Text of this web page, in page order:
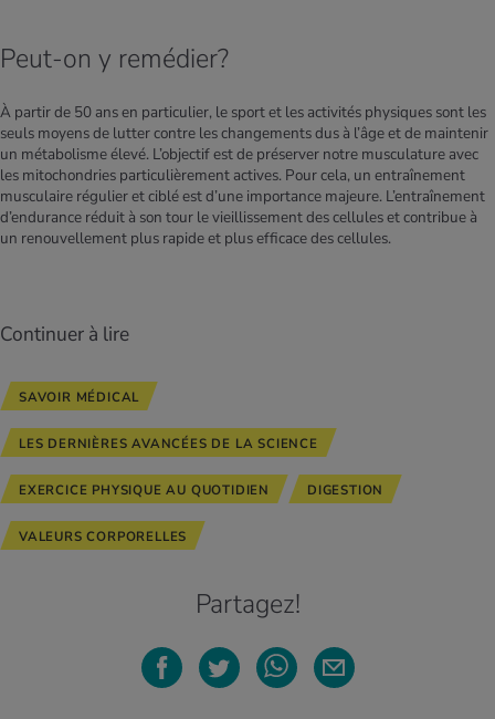
Peut-on y remédier?
À partir de 50 ans en particulier, le sport et les activités physiques sont les
seuls moyens de lutter contre les changements dus à l’âge et de maintenir
un métabolisme élevé. L’objectif est de préserver notre musculature avec
les mitochondries particulièrement actives. Pour cela, un entraînement
musculaire régulier et ciblé est d’une importance majeure. L’entraînement
d’endurance réduit à son tour le vieillissement des cellules et contribue à
un renouvellement plus rapide et plus efficace des cellules.
Continuer à lire
SAVOIR MÉDICAL
LES DERNIÈRES AVANCÉES DE LA SCIENCE
EXERCICE PHYSIQUE AU QUOTIDIEN DIGESTION
VALEURS CORPORELLES
Partagez!